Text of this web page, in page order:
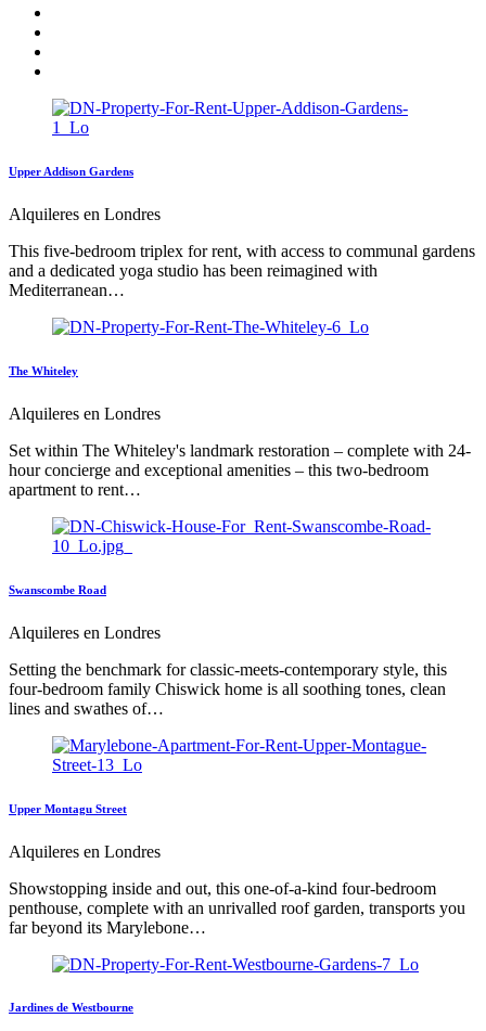
Upper Addison Gardens
Alquileres en Londres
This five-bedroom triplex for rent, with access to communal gardens
and a dedicated yoga studio has been reimagined with
Mediterranean…
The Whiteley
Alquileres en Londres
Set within The Whiteley's landmark restoration – complete with 24-
hour concierge and exceptional amenities – this two-bedroom
apartment to rent…
Swanscombe Road
Alquileres en Londres
Setting the benchmark for classic-meets-contemporary style, this
four-bedroom family Chiswick home is all soothing tones, clean
lines and swathes of…
Upper Montagu Street
Alquileres en Londres
Showstopping inside and out, this one-of-a-kind four-bedroom
penthouse, complete with an unrivalled roof garden, transports you
far beyond its Marylebone…
Jardines de Westbourne